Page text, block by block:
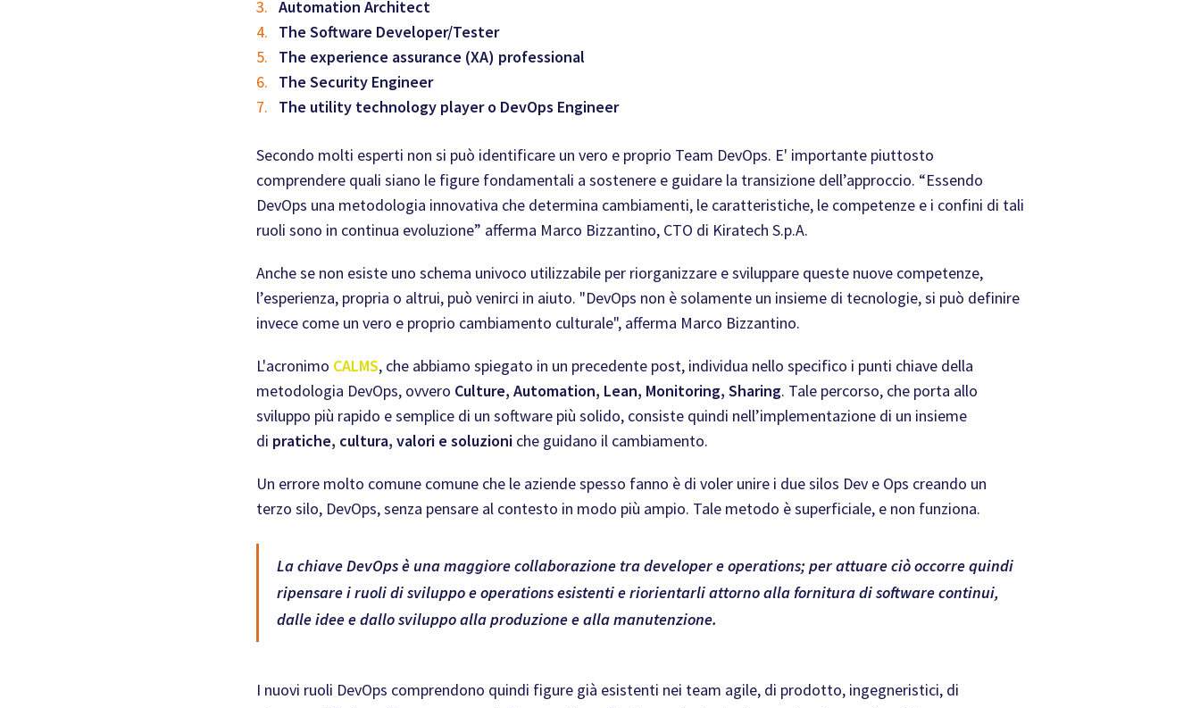
Automation Architect
The Software Developer/Tester
The experience assurance (XA) professional
The Security Engineer
The utility technology player o DevOps Engineer
Secondo molti esperti non si può identificare un vero e proprio Team DevOps. E' importante piuttosto
comprendere quali siano le figure fondamentali a sostenere e guidare la transizione dell’approccio. “Essendo
DevOps una metodologia innovativa che determina cambiamenti, le caratteristiche, le competenze e i confini di tali
ruoli sono in continua evoluzione” afferma Marco Bizzantino, CTO di Kiratech S.p.A.
Anche se non esiste uno schema univoco utilizzabile per riorganizzare e sviluppare queste nuove competenze,
l’esperienza, propria o altrui, può venirci in aiuto. "DevOps non è solamente un insieme di tecnologie, si può definire
invece come un vero e proprio cambiamento culturale", afferma Marco Bizzantino.
L'acronimo CALMS, che abbiamo spiegato in un precedente post, individua nello specifico i punti chiave della
metodologia DevOps, ovvero Culture, Automation, Lean, Monitoring, Sharing. Tale percorso, che porta allo
sviluppo più rapido e semplice di un software più solido, consiste quindi nell’implementazione di un insieme
di pratiche, cultura, valori e soluzioni che guidano il cambiamento.
Un errore molto comune comune che le aziende spesso fanno è di voler unire i due silos Dev e Ops creando un
terzo silo, DevOps, senza pensare al contesto in modo più ampio. Tale metodo è superficiale, e non funziona.
La chiave DevOps è una maggiore collaborazione tra developer e operations; per attuare ciò occorre quindi
ripensare i ruoli di sviluppo e operations esistenti e riorientarli attorno alla fornitura di software continui,
dalle idee e dallo sviluppo alla produzione e alla manutenzione.
I nuovi ruoli DevOps comprendono quindi figure già esistenti nei team agile, di prodotto, ingegneristici, di